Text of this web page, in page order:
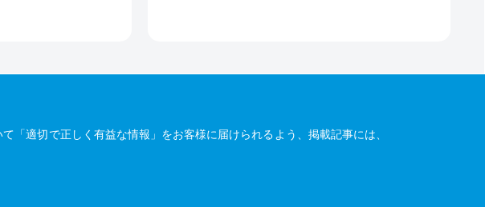
「適切で正しく有益な情報」をお客様に届けられるよう、掲載記事には、